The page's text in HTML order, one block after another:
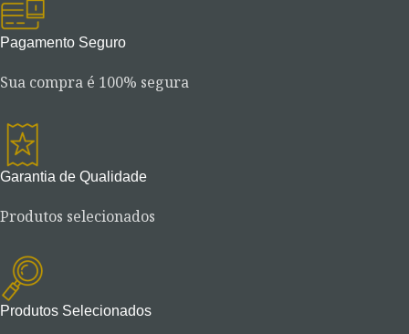
Pagamento Seguro
Sua compra é 100% segura
Garantia de Qualidade
Produtos selecionados
Produtos Selecionados